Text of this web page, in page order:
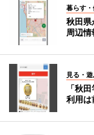
暮らす・
秋田
周辺
見る・
「秋
利用は